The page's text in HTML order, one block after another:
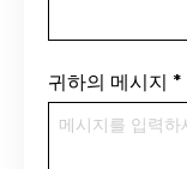
귀하의 메시지 *